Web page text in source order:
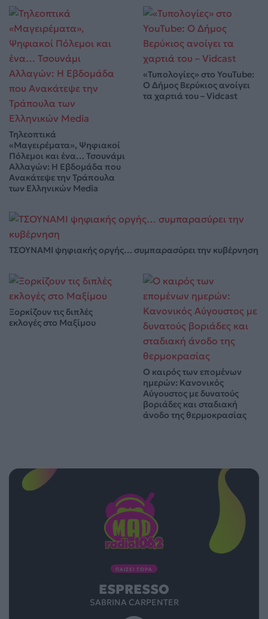
Τηλεοπτικά
«Μαγειρέματα», Ψηφιακοί
Πόλεμοι και ένα… Τσουνάμι
Αλλαγών: Η Εβδομάδα που
Ανακάτεψε την Τράπουλα
των Ελληνικών Media
«Τυπολογίες» στο YouTube:
Ο Δήμος Βερύκιος ανοίγει
τα χαρτιά του – Vidcast
ΤΣΟΥΝΑΜΙ ψηφιακής οργής… συμπαρασύρει την κυβέρνηση
Ξορκίζουν τις διπλές
εκλογές στο Μαξίμου
Ο καιρός των επομένων
ημερών: Κανονικός
Αύγουστος με δυνατούς
βοριάδες και σταδιακή
άνοδο της θερμοκρασίας
ΠΑΙΖΕΙ ΤΩΡΑ
ESPRESSO
SABRINA CARPENTER